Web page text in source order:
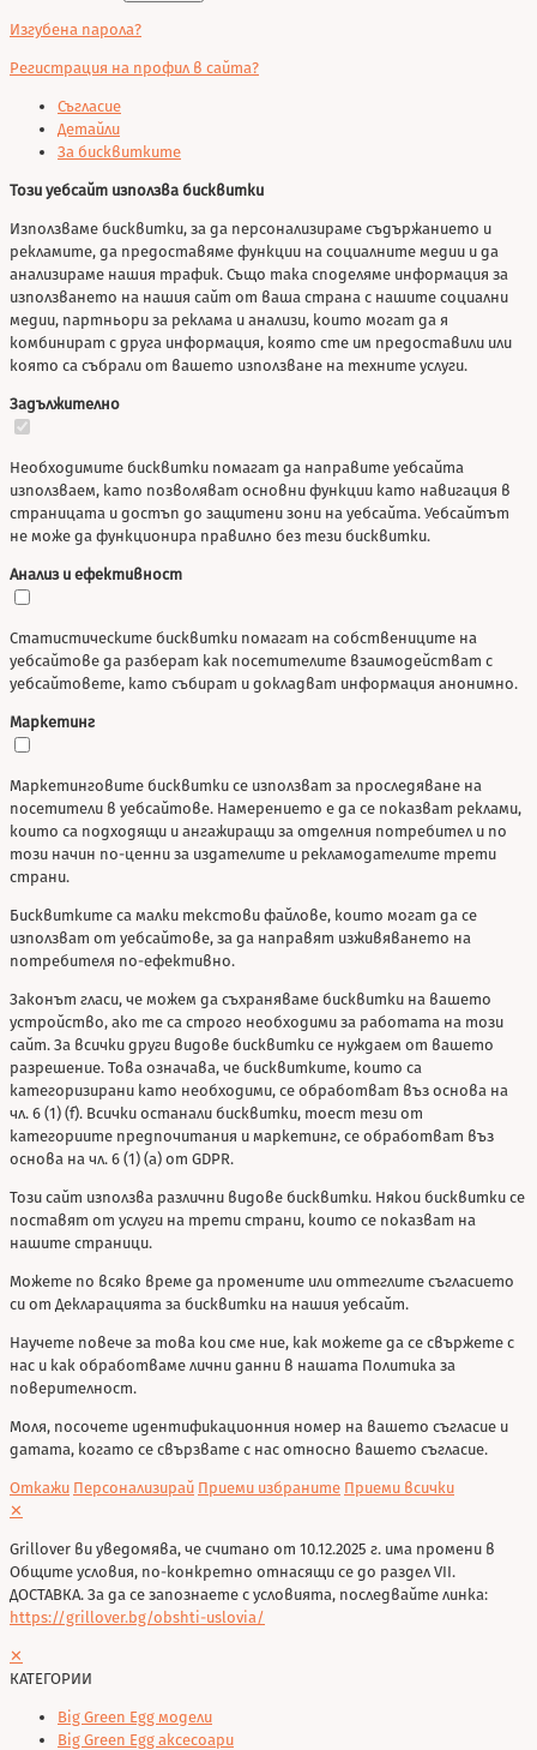
Изгубена парола?
Регистрация на профил в сайта?
Съгласие
Детайли
За бисквитките
Този уебсайт използва бисквитки
Използваме бисквитки, за да персонализираме съдържанието и
рекламите, да предоставяме функции на социалните медии и да
анализираме нашия трафик. Също така споделяме информация за
използването на нашия сайт от ваша страна с нашите социални
медии, партньори за реклама и анализи, които могат да я
комбинират с друга информация, която сте им предоставили или
която са събрали от вашето използване на техните услуги.
Задължително
Необходимите бисквитки помагат да направите уебсайта
използваем, като позволяват основни функции като навигация в
страницата и достъп до защитени зони на уебсайта. Уебсайтът
не може да функционира правилно без тези бисквитки.
Анализ и ефективност
Статистическите бисквитки помагат на собствениците на
уебсайтове да разберат как посетителите взаимодействат с
уебсайтовете, като събират и докладват информация анонимно.
Маркетинг
Маркетинговите бисквитки се използват за проследяване на
посетители в уебсайтове. Намерението е да се показват реклами,
които са подходящи и ангажиращи за отделния потребител и по
този начин по-ценни за издателите и рекламодателите трети
страни.
Бисквитките са малки текстови файлове, които могат да се
използват от уебсайтове, за да направят изживяването на
потребителя по-ефективно.
Законът гласи, че можем да съхраняваме бисквитки на вашето
устройство, ако те са строго необходими за работата на този
сайт. За всички други видове бисквитки се нуждаем от вашето
разрешение. Това означава, че бисквитките, които са
категоризирани като необходими, се обработват въз основа на
чл. 6 (1) (f). Всички останали бисквитки, тоест тези от
категориите предпочитания и маркетинг, се обработват въз
основа на чл. 6 (1) (a) от GDPR.
Този сайт използва различни видове бисквитки. Някои бисквитки се
поставят от услуги на трети страни, които се показват на
нашите страници.
Можете по всяко време да промените или оттеглите съгласието
си от Декларацията за бисквитки на нашия уебсайт.
Научете повече за това кои сме ние, как можете да се свържете с
нас и как обработваме лични данни в нашата Политика за
поверителност.
Моля, посочете идентификационния номер на вашето съгласие и
датата, когато се свързвате с нас относно вашето съгласие.
Откажи Персонализирай Приеми избраните Приеми всички
✕
Grillover ви уведомява, че считано от 10.12.2025 г. има промени в
Общите условия, по-конкретно отнасящи се до раздел VII.
ДОСТАВКА. За да се запознаете с условията, последвайте линка:
https://grillover.bg/obshti-uslovia/
✕
КАТЕГОРИИ
Big Green Egg модели
Big Green Egg аксесоари